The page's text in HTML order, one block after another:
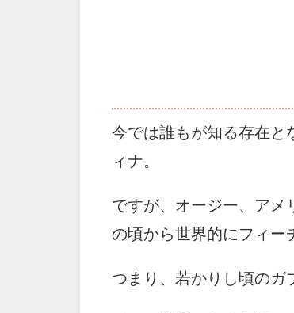
今では誰もが知る存在と
ィナ。
ですが、オージー、アメ
の頃から世界的にフィー
つまり、若かりし頃のガ